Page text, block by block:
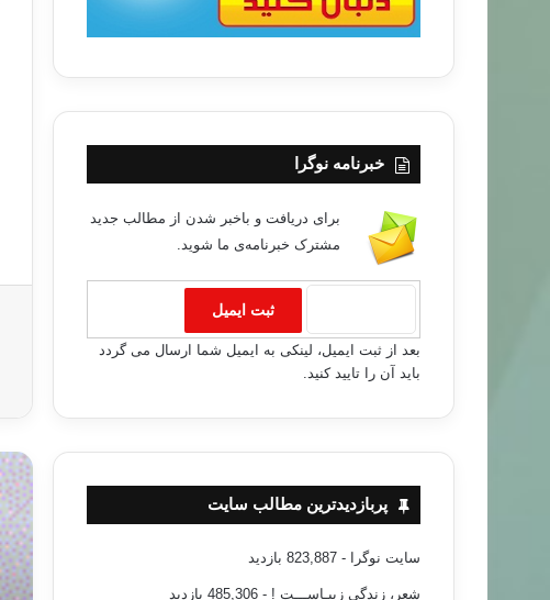
خبرنامه نوگرا
برای دریافت و باخبر شدن از مطالب جدید
مشترک خبرنامه‌ی ما شوید.
بعد از ثبت ایمیل، لینکی به ایمیل شما ارسال می گردد
باید آن را تایید کنید.
پربازدیدترین مطالب سایت
سایت نوگرا - 823,887 بازدید
شعر، زندگی زیبـاســـت ! - 485,306 بازدید